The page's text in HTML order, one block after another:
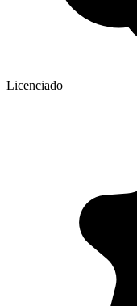
Licenciado